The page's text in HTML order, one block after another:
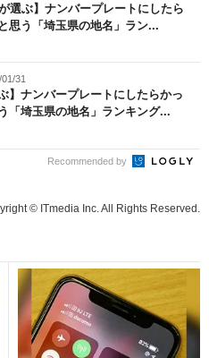
が選ぶ】ナンバープレートにしたら
思う「埼玉県の地名」ラン...
31
】ナンバープレートにしたらかっ
「埼玉県の地名」ランキング...
Recommended by
© ITmedia Inc. All Rights Reserved.